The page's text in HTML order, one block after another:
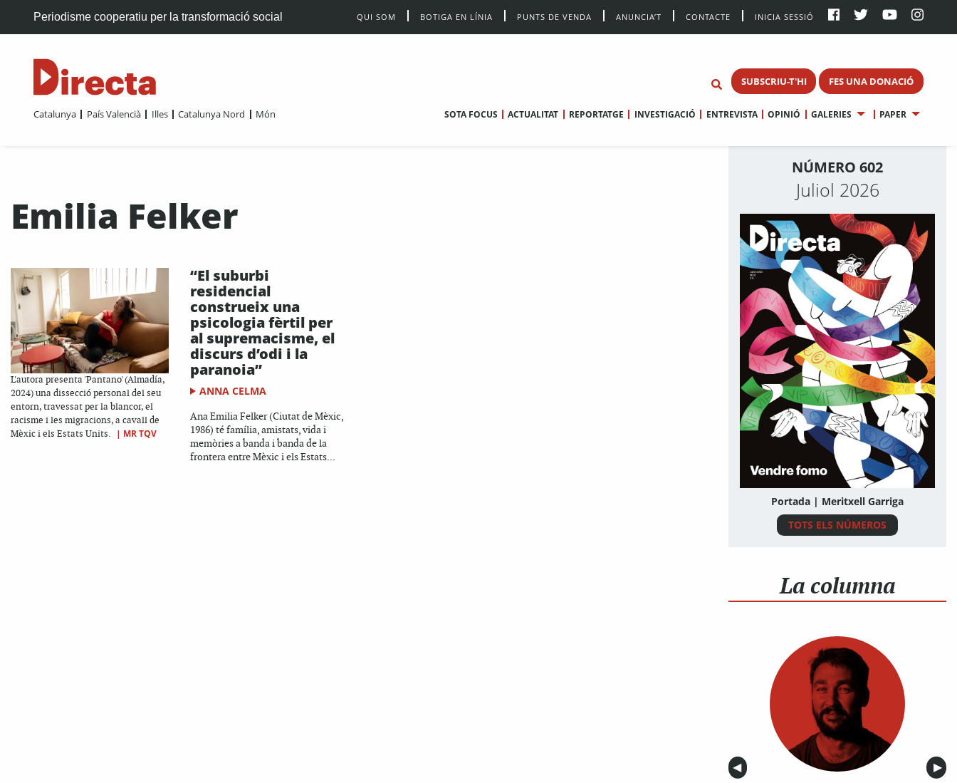
Periodisme cooperatiu per la transformació social QUI SOM BOTIGA EN LÍNIA PUNTS DE VENDA ANUNCIA’T CONTACTE INICIA SESSIÓ
SUBSCRIU-T'HI FES UNA DONACIÓ
Catalunya País Valencià Illes Catalunya Nord Món SOTA FOCUS ACTUALITAT REPORTATGE INVESTIGACIÓ ENTREVISTA OPINIÓ GALERIES PAPER
Emilia Felker
L'autora presenta 'Pantano' (Almadía,
2024) una dissecció personal del seu
entorn, travessat per la blancor, el
racisme i les migracions, a cavall de
Mèxic i els Estats Units.
| MR TQV
“El suburbi
residencial
construeix una
psicologia fèrtil per
al supremacisme, el
discurs d’odi i la
paranoia”
ANNA CELMA
Ana Emilia Felker (Ciutat de Mèxic,
1986) té família, amistats, vida i
memòries a banda i banda de la
frontera entre Mèxic i els Estats...
NÚMERO 602
Juliol 2026
Portada | Meritxell Garriga
TOTS ELS NÚMEROS
La columna
Anterior
◀︎ ▶︎